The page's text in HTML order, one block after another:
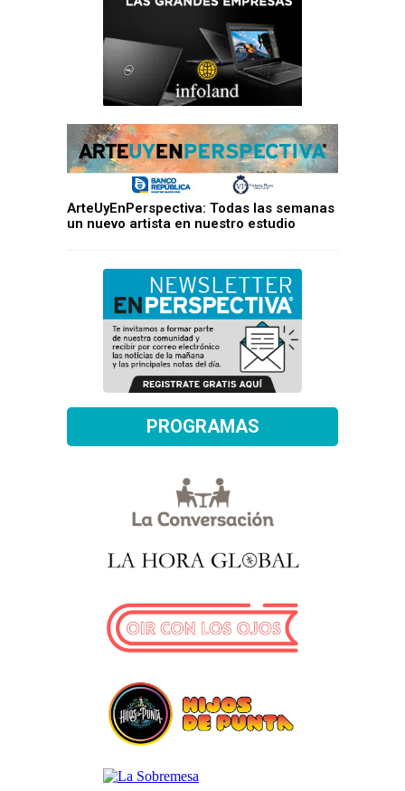
ArteUyEnPerspectiva: Todas las semanas
un nuevo artista en nuestro estudio
PROGRAMAS